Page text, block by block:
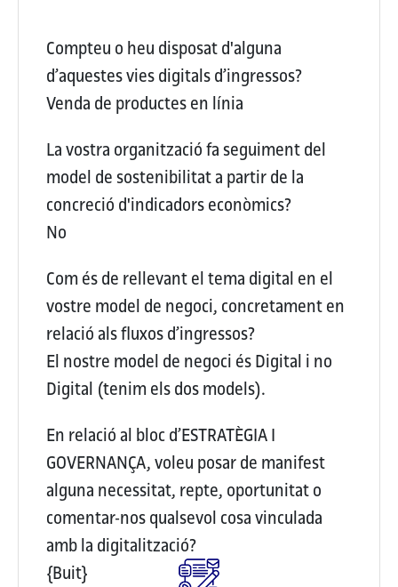
Compteu o heu disposat d'alguna
d’aquestes vies digitals d’ingressos?
Venda de productes en línia
La vostra organització fa seguiment del
model de sostenibilitat a partir de la
concreció d'indicadors econòmics?
No
Com és de rellevant el tema digital en el
vostre model de negoci, concretament en
relació als fluxos d’ingressos?
El nostre model de negoci és Digital i no
Digital (tenim els dos models).
En relació al bloc d’ESTRATÈGIA I
GOVERNANÇA, voleu posar de manifest
alguna necessitat, repte, oportunitat o
comentar-nos qualsevol cosa vinculada
amb la digitalització?
{Buit}